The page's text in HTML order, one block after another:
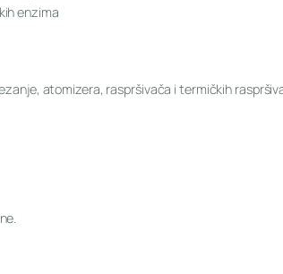
enzima
atomizera, raspršivača i termičkih